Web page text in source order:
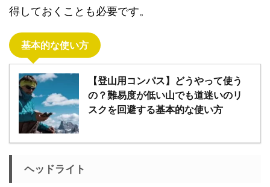
得しておくことも必要です。
基本的な使い方
【登山用コンパス】どうやって使う
の？難易度が低い山でも道迷いのリ
スクを回避する基本的な使い方
ヘッドライト